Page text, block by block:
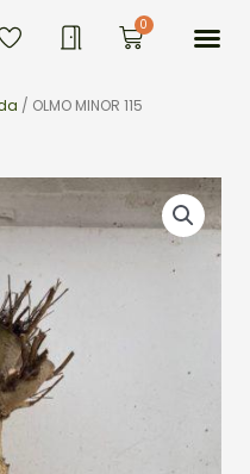
0Carrito
/ OLMO MINOR 115